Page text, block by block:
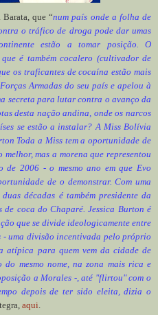
Barata, que “num país onde a folha de
o tráfico de droga pode dar umas
estão a tomar posição. O
é também cocalero (cultivador de
os traficantes de cocaína estão mais
Armadas do seu país e apelou à
secreta para lutar contra o avanço da
desta nação andina, onde os narcos
se estão a instalar? A Miss Bolívia
Toda a Miss tem a oportunidade de
mas a morena que representou
2006 - o mesmo ano em que Evo
de o demonstrar. Com uma
décadas é também presidente da
coca do Chaparé. Jessica Burton é
que se divide ideologicamente entre
- uma divisão incentivada pelo próprio
atípica para quem vem da cidade de
mesmo nome, na zona mais rica e
a Morales -, até "flirtou" com o
depois de ter sido eleita, dizia o
aqui